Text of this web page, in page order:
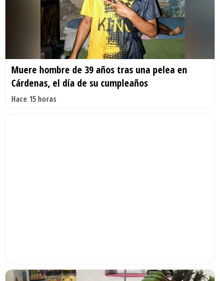
Muere hombre de 39 años tras una pelea en
Cárdenas, el día de su cumpleaños
Hace 15 horas